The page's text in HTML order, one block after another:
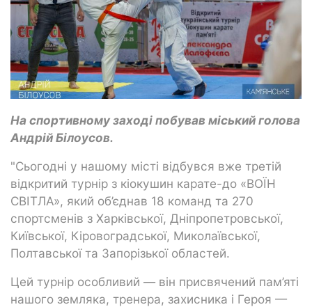
На спортивному заході побував міський голова
Андрій Білоусов.
"Сьогодні у нашому місті відбувся вже третій
відкритий турнір з кіокушин карате-до «ВОЇН
СВІТЛА», який об’єднав 18 команд та 270
спортсменів з Харківської, Дніпропетровської,
Київської, Кіровоградської, Миколаївської,
Полтавської та Запорізької областей.
Цей турнір особливий — він присвячений пам’яті
нашого земляка, тренера, захисника і Героя —